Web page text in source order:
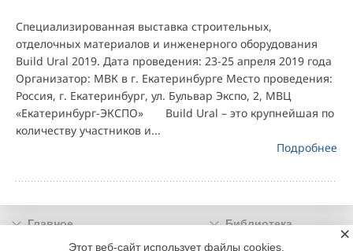
Специализированная выставка строительных,
отделочных материалов и инженерного оборудования
Build Ural 2019. Дата проведения: 23-25 апреля 2019 года
Организатор: МВК в г. Екатеринбурге Место проведения:
Россия, г. Екатеринбург, ул. Бульвар Экспо, 2, МВЦ
«Екатеринбург-ЭКСПО» Build Ural – это крупнейшая по
количеству участников и...
Подробнее
Главное
Библиотека
Подписка
Реклама
Этот веб-сайт использует файлы cookies.
×